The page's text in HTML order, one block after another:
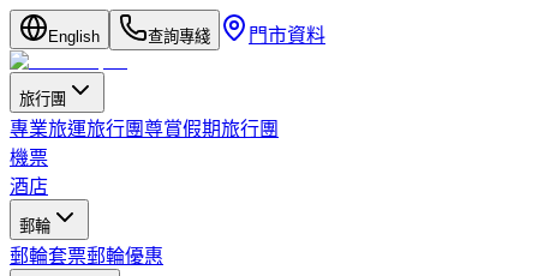
English 查詢專綫 門市資料
旅行團
專業旅運旅行團尊賞假期旅行團
機票
酒店
郵輪
郵輪套票郵輪優惠